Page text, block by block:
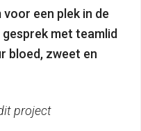
een plek in de
gesprek met teamlid
bloed, zweet en
project